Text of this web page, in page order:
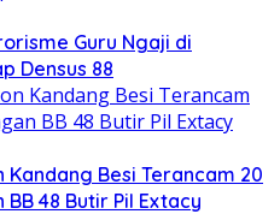
Guru Ngaji di
Densus 88
Kandang Besi Terancam 20
48 Butir Pil Extacy